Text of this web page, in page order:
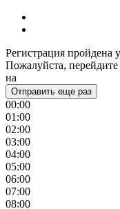
Регистрация пройдена
Пожалуйста,
на
Отправить еще раз
00:00
01:00
02:00
03:00
04:00
05:00
06:00
07:00
08:00